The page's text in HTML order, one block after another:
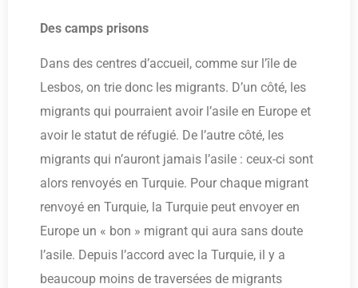
Des camps prisons
Dans des centres d’accueil, comme sur l’île de
Lesbos, on trie donc les migrants. D’un côté, les
migrants qui pourraient avoir l’asile en Europe et
avoir le statut de réfugié. De l’autre côté, les
migrants qui n’auront jamais l’asile : ceux-ci sont
alors renvoyés en Turquie. Pour chaque migrant
renvoyé en Turquie, la Turquie peut envoyer en
Europe un « bon » migrant qui aura sans doute
l’asile. Depuis l’accord avec la Turquie, il y a
beaucoup moins de traversées de migrants